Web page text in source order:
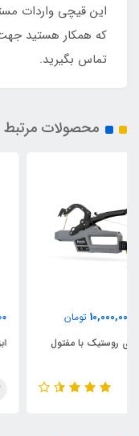
این قیچی واردات
که همکار هستید جهت
تماس بگیرید.
محصولات مرتبط
2,000,000 تومان
ابزار حلقه بردار درخت 5 تیغ